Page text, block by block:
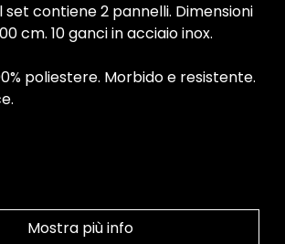
set contiene 2 pannelli. Dimensioni
cm. 10 ganci in acciaio inox.
poliestere. Morbido e resistente.
Mostra più info